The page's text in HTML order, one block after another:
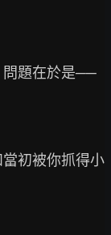
問題在於是──
初被你抓得小